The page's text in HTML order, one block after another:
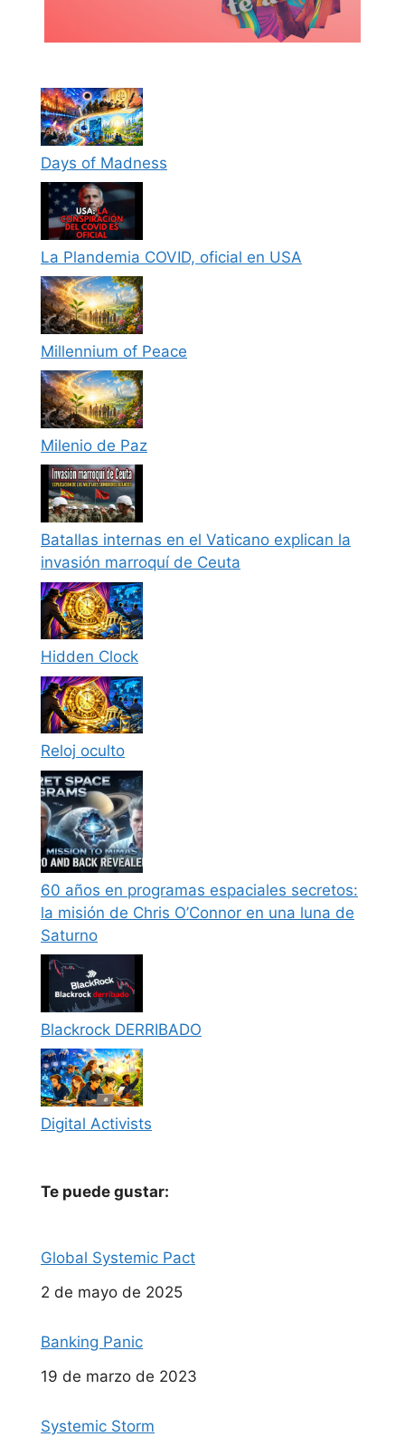
Days of Madness
La Plandemia COVID, oficial en USA
Millennium of Peace
Milenio de Paz
Batallas internas en el Vaticano explican la
invasión marroquí de Ceuta
Hidden Clock
Reloj oculto
60 años en programas espaciales secretos:
la misión de Chris O’Connor en una luna de
Saturno
Blackrock DERRIBADO
Digital Activists
Te puede gustar:
Global Systemic Pact
Fecha
2 de mayo de 2025
Banking Panic
Fecha
19 de marzo de 2023
Systemic Storm